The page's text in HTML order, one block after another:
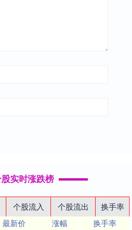
实时涨跌榜
个股流入 个股流出
换手率
最新价 涨幅
换手率